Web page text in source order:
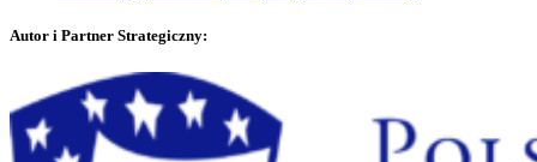
Autor i Partner Strategiczny: